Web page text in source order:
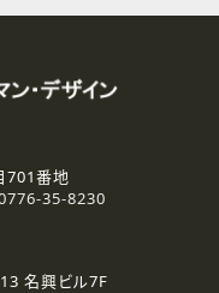
ために利用いたしま
るために利用いたし
いずれかの方法とい
定に従う場合を除き、
満たした委託先に、個
701番地
35-8230
名興ビル7F